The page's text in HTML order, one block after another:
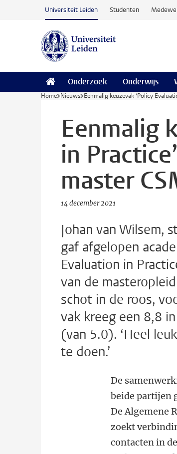
Ga naar hoofdinhoud
Universiteit Leiden Studenten
Onderzoek Onderwijs
Home Nieuws Eenmalig keuzevak ‘Policy
Eenmalig
in
master
14 december 2021
Johan van Wilsem,
gaf afgelopen
Evaluation in
van de
schot in de roos,
vak kreeg een 8,8
(van 5.0). ‘Heel
te doen.’
De
beide partijen
De Algemene
zoekt
contacten in